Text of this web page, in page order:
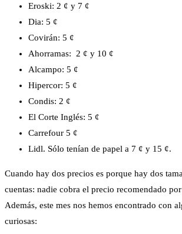
Eroski: 2 ¢ y 7 ¢
Dia: 5 ¢
Covirán: 5 ¢
Ahorramas: 2 ¢ y 10 ¢
Alcampo: 5 ¢
Hipercor: 5 ¢
Condis: 2 ¢
El Corte Inglés: 5 ¢
Carrefour 5 ¢
Lidl. Sólo tenían de papel a 7 ¢ y 15 ¢.
Cuando hay dos precios es porque hay dos
cuentas: nadie cobra el precio recomendado
Además, este mes nos hemos encontrado con
curiosas: